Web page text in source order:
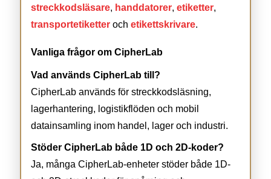
streckkodsläsare, handdatorer, etiketter,
transportetiketter och etikettskrivare.
Vanliga frågor om CipherLab
Vad används CipherLab till?
CipherLab används för streckkodsläsning,
lagerhantering, logistikflöden och mobil
datainsamling inom handel, lager och industri.
Stöder CipherLab både 1D och 2D-koder?
Ja, många CipherLab-enheter stöder både 1D-